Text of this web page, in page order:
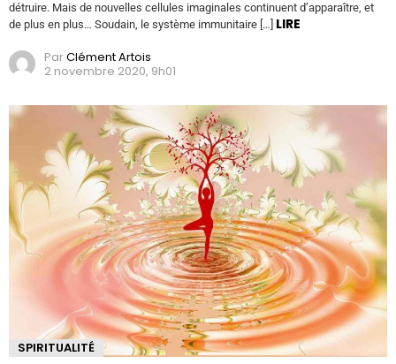
détruire. Mais de nouvelles cellules imaginales continuent d’apparaître, et
de plus en plus… Soudain, le système immunitaire […] LIRE
ParClément Artois
2 novembre 2020, 9h01
SPIRITUALITÉ